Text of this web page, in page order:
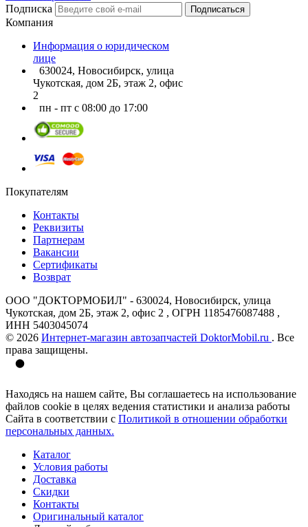
Подписка
Подписаться
Компания
Информация о юридическом
лице
630024, Новосибирск, улица
Чукотская, дом 2Б, этаж 2, офис
2
пн - пт с 08:00 до 17:00
Покупателям
Контакты
Реквизиты
Партнерам
Вакансии
Сертификаты
Возврат
ООО "ДОКТОРМОБИЛ" - 630024, Новосибирск, улица
Чукотская, дом 2Б, этаж 2, офис 2 , ОГРН 1185476087488 ,
ИНН 5403045074
© 2026 Интернет-магазин автозапчастей DoktorMobil.ru . Все
права защищены.
Находясь на нашем сайте, Вы соглашаетесь на использование
файлов cookie в целях ведения статистики и анализа работы
Сайта в соответствии с Политикой в отношении обработки
персональных данных.
Каталог
Условия работы
Доставка
Скидки
Контакты
Оригинальный каталог